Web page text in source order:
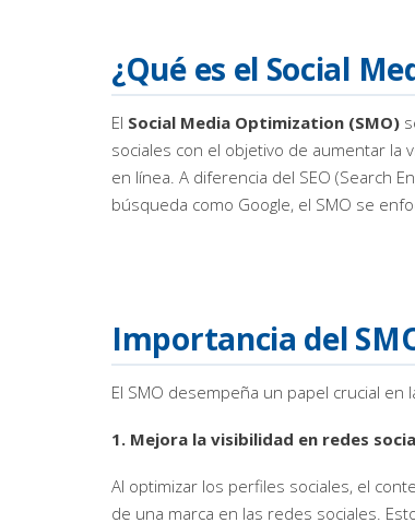
¿Qué es el Social
El Social Media Optimization (SMO)
sociales con el objetivo de aumentar la
en línea. A diferencia del SEO (Search
búsqueda como Google, el SMO se
Importancia del
El SMO desempeña un papel crucial
1. Mejora la visibilidad en redes
Al optimizar los perfiles sociales, el
de una marca en las redes sociales.